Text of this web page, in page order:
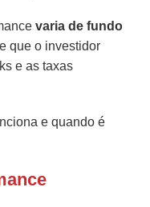
varia de fundo
que o investidor
e as taxas
e quando é